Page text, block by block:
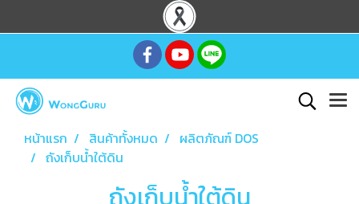
หน้าแรก สินค้าทั้งหมด
ผลิตภัณฑ์ DOS
ถังเก็บน้ำใต้ดิน